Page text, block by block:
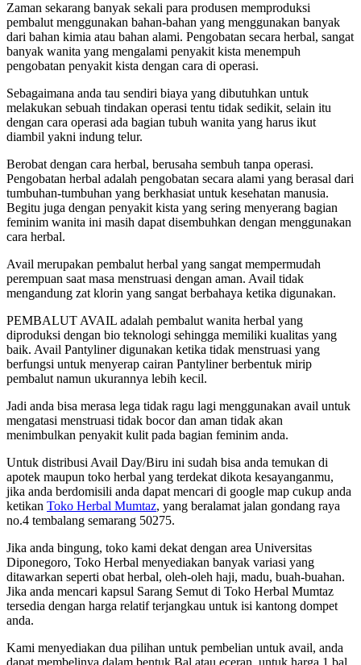
Zaman sekarang banyak sekali para produsen memproduksi
pembalut menggunakan bahan-bahan yang menggunakan banyak
dari bahan kimia atau bahan alami. Pengobatan secara herbal, sangat
banyak wanita yang mengalami penyakit kista menempuh
pengobatan penyakit kista dengan cara di operasi.
Sebagaimana anda tau sendiri biaya yang dibutuhkan untuk
melakukan sebuah tindakan operasi tentu tidak sedikit, selain itu
dengan cara operasi ada bagian tubuh wanita yang harus ikut
diambil yakni indung telur.
Berobat dengan cara herbal, berusaha sembuh tanpa operasi.
Pengobatan herbal adalah pengobatan secara alami yang berasal dari
tumbuhan-tumbuhan yang berkhasiat untuk kesehatan manusia.
Begitu juga dengan penyakit kista yang sering menyerang bagian
feminim wanita ini masih dapat disembuhkan dengan menggunakan
cara herbal.
Avail merupakan pembalut herbal yang sangat mempermudah
perempuan saat masa menstruasi dengan aman. Avail tidak
mengandung zat klorin yang sangat berbahaya ketika digunakan.
PEMBALUT AVAIL adalah pembalut wanita herbal yang
diproduksi dengan bio teknologi sehingga memiliki kualitas yang
baik. Avail Pantyliner digunakan ketika tidak menstruasi yang
berfungsi untuk menyerap cairan Pantyliner berbentuk mirip
pembalut namun ukurannya lebih kecil.
Jadi anda bisa merasa lega tidak ragu lagi menggunakan avail untuk
mengatasi menstruasi tidak bocor dan aman tidak akan
menimbulkan penyakit kulit pada bagian feminim anda.
Untuk distribusi Avail Day/Biru ini sudah bisa anda temukan di
apotek maupun toko herbal yang terdekat dikota kesayanganmu,
jika anda berdomisili anda dapat mencari di google map cukup anda
ketikan Toko Herbal Mumtaz, yang beralamat jalan gondang raya
no.4 tembalang semarang 50275.
Jika anda bingung, toko kami dekat dengan area Universitas
Diponegoro, Toko Herbal menyediakan banyak variasi yang
ditawarkan seperti obat herbal, oleh-oleh haji, madu, buah-buahan.
Jika anda mencari kapsul Sarang Semut di Toko Herbal Mumtaz
tersedia dengan harga relatif terjangkau untuk isi kantong dompet
anda.
Kami menyediakan dua pilihan untuk pembelian untuk avail, anda